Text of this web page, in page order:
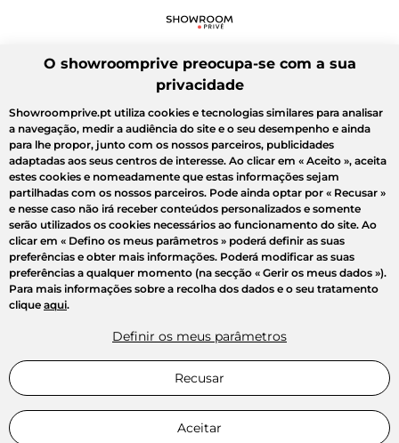
O showroomprive preocupa-se com a sua
privacidade
Showroomprive.pt utiliza cookies e tecnologias similares para analisar
a navegação, medir a audiência do site e o seu desempenho e ainda
para lhe propor, junto com os nossos parceiros, publicidades
adaptadas aos seus centros de interesse. Ao clicar em « Aceito », aceita
estes cookies e nomeadamente que estas informações sejam
partilhadas com os nossos parceiros. Pode ainda optar por « Recusar »
e nesse caso não irá receber conteúdos personalizados e somente
serão utilizados os cookies necessários ao funcionamento do site. Ao
clicar em « Defino os meus parâmetros » poderá definir as suas
preferências e obter mais informações. Poderá modificar as suas
preferências a qualquer momento (na secção « Gerir os meus dados »).
Para mais informações sobre a recolha dos dados e o seu tratamento
clique aqui.
Definir os meus parâmetros
Recusar
Aceitar